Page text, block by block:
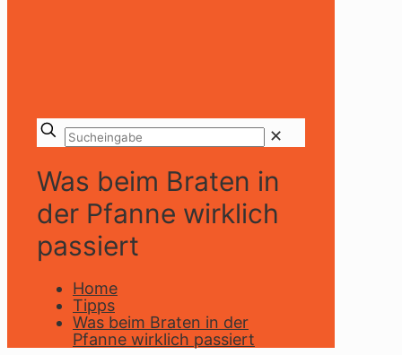
✕
Was beim Braten in
der Pfanne wirklich
passiert
Home
Tipps
Was beim Braten in der
Pfanne wirklich passiert